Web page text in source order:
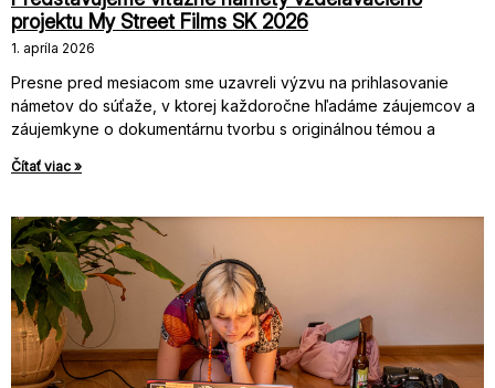
projektu My Street Films SK 2026
1. apríla 2026
Presne pred mesiacom sme uzavreli výzvu na prihlasovanie
námetov do súťaže, v ktorej každoročne hľadáme záujemcov a
záujemkyne o dokumentárnu tvorbu s originálnou témou a
Čítať viac »